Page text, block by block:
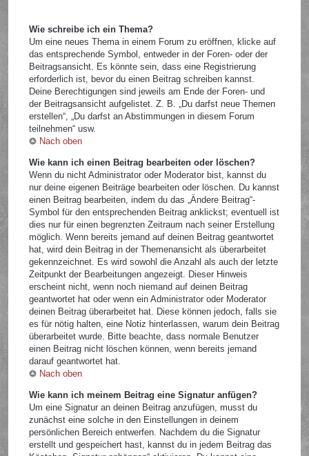
Wie schreibe ich ein Thema?
Um eine neues Thema in einem Forum zu eröffnen, klicke auf
das entsprechende Symbol, entweder in der Foren- oder der
Beitragsansicht. Es könnte sein, dass eine Registrierung
erforderlich ist, bevor du einen Beitrag schreiben kannst.
Deine Berechtigungen sind jeweils am Ende der Foren- und
der Beitragsansicht aufgelistet. Z. B. „Du darfst neue Themen
erstellen“, „Du darfst an Abstimmungen in diesem Forum
teilnehmen“ usw.
Nach oben
Wie kann ich einen Beitrag bearbeiten oder löschen?
Wenn du nicht Administrator oder Moderator bist, kannst du
nur deine eigenen Beiträge bearbeiten oder löschen. Du kannst
einen Beitrag bearbeiten, indem du das „Ändere Beitrag“-
Symbol für den entsprechenden Beitrag anklickst; eventuell ist
dies nur für einen begrenzten Zeitraum nach seiner Erstellung
möglich. Wenn bereits jemand auf deinen Beitrag geantwortet
hat, wird dein Beitrag in der Themenansicht als überarbeitet
gekennzeichnet. Es wird sowohl die Anzahl als auch der letzte
Zeitpunkt der Bearbeitungen angezeigt. Dieser Hinweis
erscheint nicht, wenn noch niemand auf deinen Beitrag
geantwortet hat oder wenn ein Administrator oder Moderator
deinen Beitrag überarbeitet hat. Diese können jedoch, falls sie
es für nötig halten, eine Notiz hinterlassen, warum dein Beitrag
überarbeitet wurde. Bitte beachte, dass normale Benutzer
einen Beitrag nicht löschen können, wenn bereits jemand
darauf geantwortet hat.
Nach oben
Wie kann ich meinem Beitrag eine Signatur anfügen?
Um eine Signatur an deinen Beitrag anzufügen, musst du
zunächst eine solche in den Einstellungen in deinem
persönlichen Bereich entwerfen. Nachdem du die Signatur
erstellt und gespeichert hast, kannst du in jedem Beitrag das